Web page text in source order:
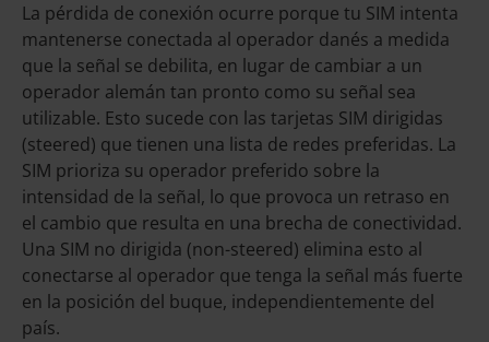
La pérdida de conexión ocurre porque tu SIM intenta
mantenerse conectada al operador danés a medida
que la señal se debilita, en lugar de cambiar a un
operador alemán tan pronto como su señal sea
utilizable. Esto sucede con las tarjetas SIM dirigidas
(steered) que tienen una lista de redes preferidas. La
SIM prioriza su operador preferido sobre la
intensidad de la señal, lo que provoca un retraso en
el cambio que resulta en una brecha de conectividad.
Una SIM no dirigida (non-steered) elimina esto al
conectarse al operador que tenga la señal más fuerte
en la posición del buque, independientemente del
país.